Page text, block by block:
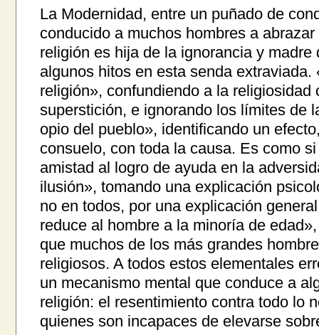
La Modernidad, entre un puñado de
conducido a muchos hombres a
religión es hija de la ignorancia y
algunos hitos en esta senda extraviada.
religión», confundiendo a la religiosidad
superstición, e ignorando los límites de
opio del pueblo», identificando un
consuelo, con toda la causa. Es como
amistad al logro de ayuda en la
ilusión», tomando una explicación
no en todos, por una explicación
reduce al hombre a la minoría de
que muchos de los más grandes
religiosos. A todos estos elementales
un mecanismo mental que conduce a
religión: el resentimiento contra todo lo
quienes son incapaces de elevarse